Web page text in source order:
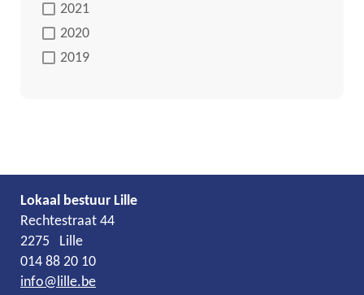
2021
2020
2019
Lokaal bestuur Lille
Adres
Rechtestraat 44
2275
Lille
Tel.
014 88 20 10
E-
mail
info@lille.be